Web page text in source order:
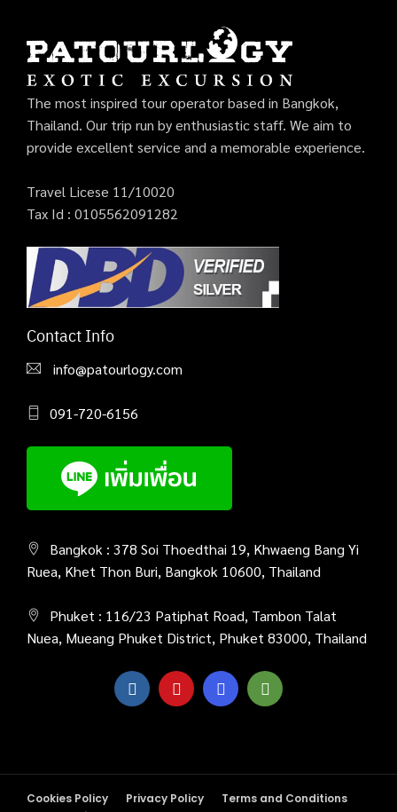
The most inspired tour operator based in Bangkok,
Thailand. Our trip run by enthusiastic staff. We aim to
provide excellent service and a memorable experience.
Travel Licese 11/10020
Tax Id : 0105562091282
Contact Info
info@patourlogy.com
091-720-6156
Bangkok : 378 Soi Thoedthai 19, Khwaeng Bang Yi
Ruea, Khet Thon Buri, Bangkok 10600, Thailand
Phuket : 116/23 Patiphat Road, Tambon Talat
Nuea, Mueang Phuket District, Phuket 83000, Thailand
Cookies Policy Privacy Policy
Terms and Conditions